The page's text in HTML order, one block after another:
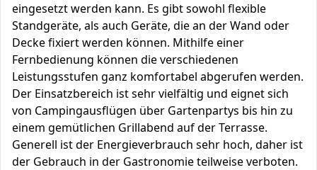
eingesetzt werden kann. Es gibt sowohl flexible
Standgeräte, als auch Geräte, die an der Wand oder
Decke fixiert werden können. Mithilfe einer
Fernbedienung können die verschiedenen
Leistungsstufen ganz komfortabel abgerufen werden.
Der Einsatzbereich ist sehr vielfältig und eignet sich
von Campingausflügen über Gartenpartys bis hin zu
einem gemütlichen Grillabend auf der Terrasse.
Generell ist der Energieverbrauch sehr hoch, daher ist
der Gebrauch in der Gastronomie teilweise verboten.